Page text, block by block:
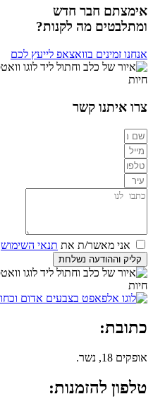
אימצתם חבר חדש
ומתלבטים מה לקנות?
אנחנו זמינים בוואצאפ לייעץ לכם
צרו איתנו קשר
אני מאשר/ת את תנאי השימוש
קליק וההודעה נשלחת
כתובת:
אופקים 18, נשר.
טלפון להזמנות: